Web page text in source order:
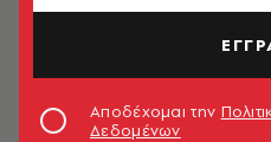
Αποδέχομαι την
Δεδομένων